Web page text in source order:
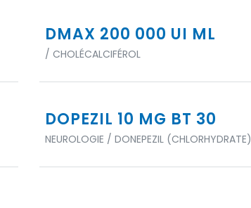
DMAX 200 000 UI ML
/ CHOLÉCALCIFÉROL
DOPEZIL 10 MG BT 30
NEUROLOGIE / DONEPEZIL (CHLORHYDRATE)